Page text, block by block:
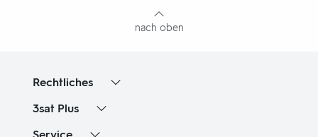
nach oben
Rechtliches
3sat Plus